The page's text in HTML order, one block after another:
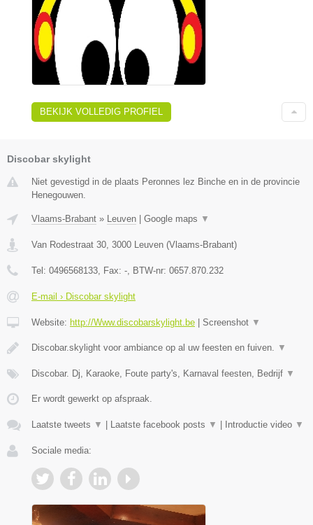
BEKIJK VOLLEDIG PROFIEL
Discobar skylight
Niet gevestigd in de plaats Peronnes lez Binche en in de provincie
Henegouwen.
Vlaams-Brabant » Leuven Google maps ▼
Van Rodestraat 30, 3000 Leuven (Vlaams-Brabant)
Tel: 0496568133, Fax: -, BTW-nr: 0657.870.232
E-mail › Discobar skylight
Website: http://Www.discobarskylight.be Screenshot ▼
Discobar.skylight voor ambiance op al uw feesten en fuiven. ▼
Discobar. Dj, Karaoke, Foute party's, Karnaval feesten, Bedrijf ▼
Er wordt gewerkt op afspraak.
Laatste tweets ▼ Laatste facebook posts ▼ Introductie video ▼
Sociale media: